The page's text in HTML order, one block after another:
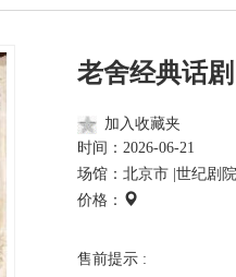
老舍经典话
加入收藏夹
时间： 2026-06-21
场馆：北京市 | 世纪剧院
价格：
售前提示 :